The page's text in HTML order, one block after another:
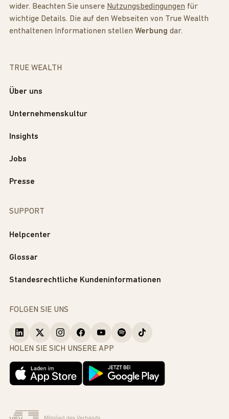
wider. Beachten Sie unsere Nutzungsbedingungen für
wichtige Details. Die auf den Webseiten von True Wealth
enthaltenen Informationen stellen Werbung dar.
TRUE WEALTH
Über uns
Unternehmenskultur
Insights
Jobs
Presse
SUPPORT
Helpcenter
Glossar
Standesrechtliche Kundeninformationen
FOLGEN SIE UNS
HOLEN SIE SICH UNSERE APP